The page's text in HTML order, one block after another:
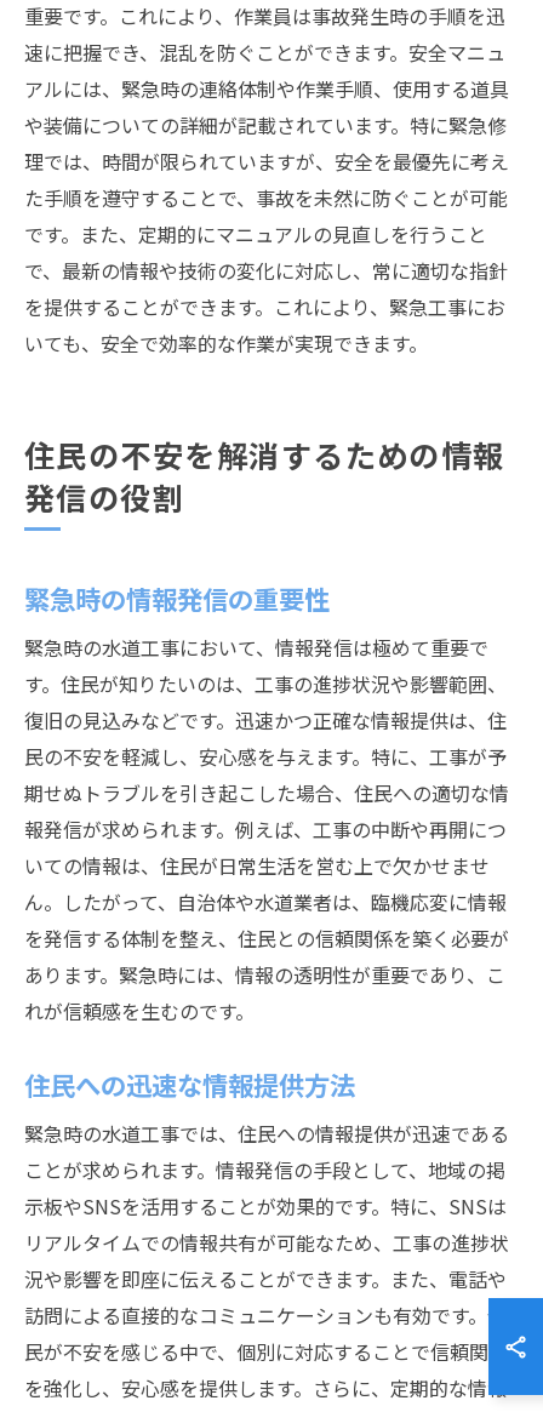
重要です。これにより、作業員は事故発生時の手順を迅
速に把握でき、混乱を防ぐことができます。安全マニュ
アルには、緊急時の連絡体制や作業手順、使用する道具
や装備についての詳細が記載されています。特に緊急修
理では、時間が限られていますが、安全を最優先に考え
た手順を遵守することで、事故を未然に防ぐことが可能
です。また、定期的にマニュアルの見直しを行うこと
で、最新の情報や技術の変化に対応し、常に適切な指針
を提供することができます。これにより、緊急工事にお
いても、安全で効率的な作業が実現できます。
住民の不安を解消するための情報
発信の役割
緊急時の情報発信の重要性
緊急時の水道工事において、情報発信は極めて重要で
す。住民が知りたいのは、工事の進捗状況や影響範囲、
復旧の見込みなどです。迅速かつ正確な情報提供は、住
民の不安を軽減し、安心感を与えます。特に、工事が予
期せぬトラブルを引き起こした場合、住民への適切な情
報発信が求められます。例えば、工事の中断や再開につ
いての情報は、住民が日常生活を営む上で欠かせませ
ん。したがって、自治体や水道業者は、臨機応変に情報
を発信する体制を整え、住民との信頼関係を築く必要が
あります。緊急時には、情報の透明性が重要であり、こ
れが信頼感を生むのです。
住民への迅速な情報提供方法
緊急時の水道工事では、住民への情報提供が迅速である
ことが求められます。情報発信の手段として、地域の掲
示板やSNSを活用することが効果的です。特に、SNSは
リアルタイムでの情報共有が可能なため、工事の進捗状
況や影響を即座に伝えることができます。また、電話や
訪問による直接的なコミュニケーションも有効です。住
民が不安を感じる中で、個別に対応することで信頼関係
を強化し、安心感を提供します。さらに、定期的な情報